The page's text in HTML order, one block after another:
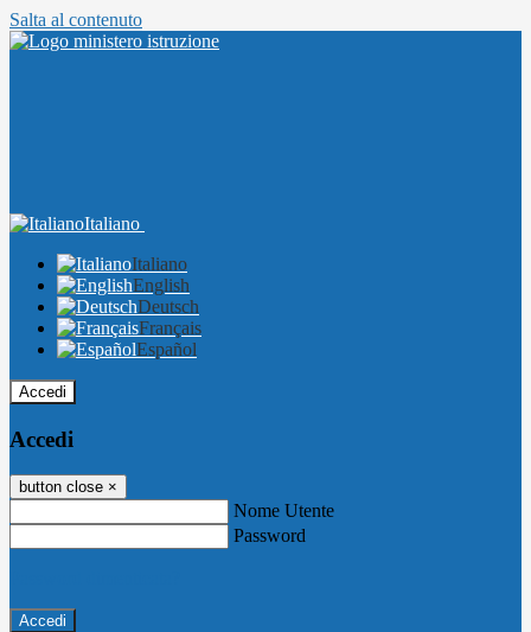
Salta al contenuto
Italiano
Italiano
English
Deutsch
Français
Español
Accedi
Accedi
button close ×
Nome Utente
Password